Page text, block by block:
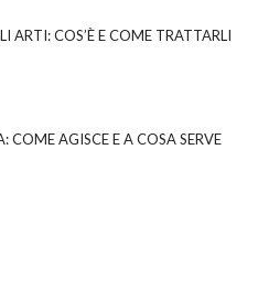
ARTI: COS’È E COME TRATTARLI
COME AGISCE E A COSA SERVE